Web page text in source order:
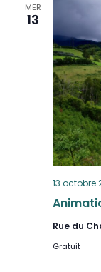
MER
13
13 octobre
Rue du
Gratuit